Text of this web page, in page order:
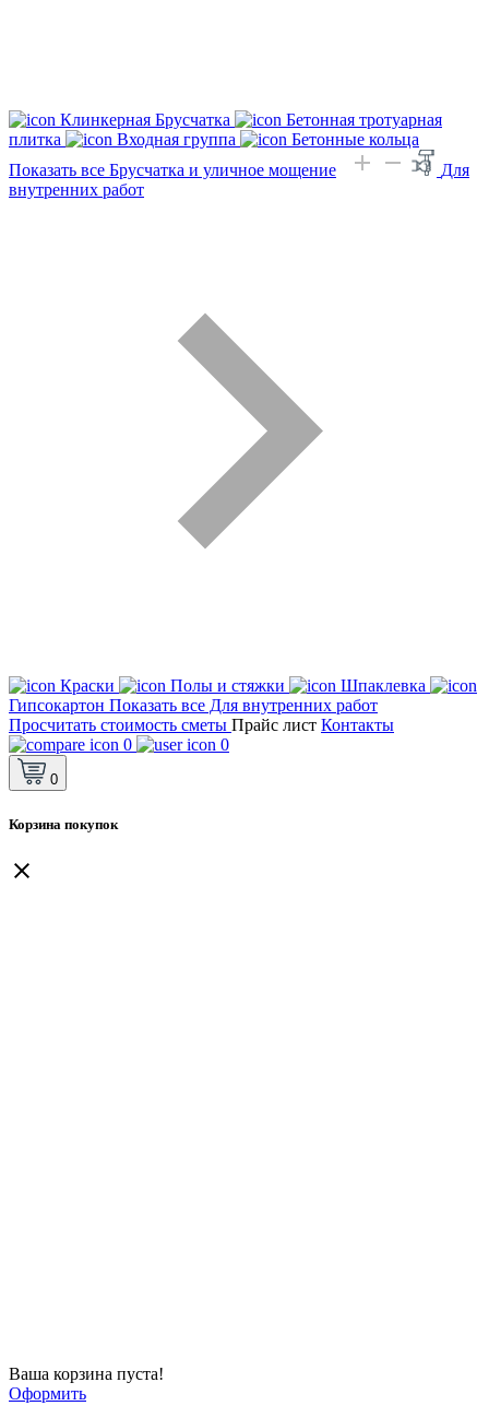
Клинкерная Брусчатка
Бетонная тротуарная
плитка
Входная группа
Бетонные кольца
Показать все Брусчатка и уличное мощение
Для
внутренних работ
Краски Полы и стяжки
Шпаклевка
Гипсокартон Показать все Для внутренних работ
Просчитать стоимость сметы Прайс лист Контакты
0
0
0
Корзина покупок
Ваша корзина пуста!
Оформить